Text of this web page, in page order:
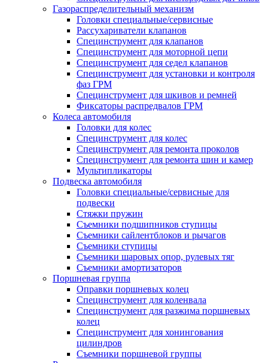
Газораспределительный механизм
Головки специальные/сервисные
Рассухариватели клапанов
Специнструмент для клапанов
Специнструмент для моторной цепи
Специнструмент для седел клапанов
Специнструмент для установки и контроля
фаз ГРМ
Специнструмент для шкивов и ремней
Фиксаторы распредвалов ГРМ
Колеса автомобиля
Головки для колес
Специнструмент для колес
Специнструмент для ремонта проколов
Специнструмент для ремонта шин и камер
Мультипликаторы
Подвеска автомобиля
Головки специальные/сервисные для
подвески
Стяжки пружин
Съемники подшипников ступицы
Съемники сайлентблоков и рычагов
Съемники ступицы
Съемники шаровых опор, рулевых тяг
Съемники амортизаторов
Поршневая группа
Оправки поршневых колец
Специнструмент для коленвала
Специнструмент для разжима поршневых
колец
Специнструмент для хонингования
цилиндров
Съемники поршневой группы